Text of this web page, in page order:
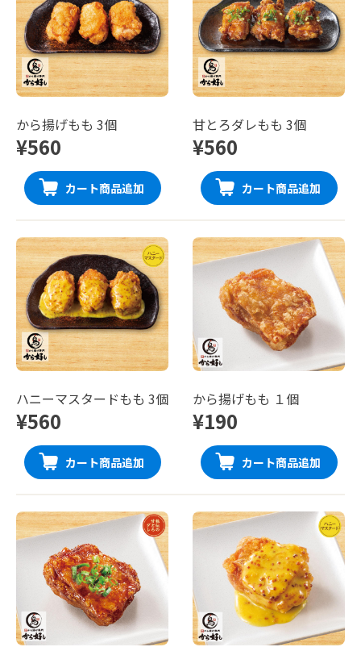
から揚げもも 3個
¥560
カート商品追加
甘とろダレもも 3個
¥560
カート商品追加
ハニーマスタードもも 3個
¥560
カート商品追加
から揚げもも １個
¥190
カート商品追加